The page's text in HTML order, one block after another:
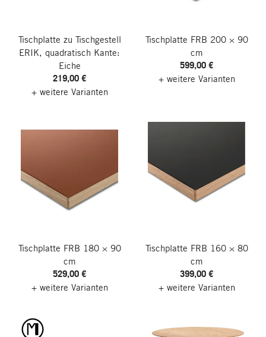
Tischplatte zu Tischgestell
ERIK, quadratisch Kante:
Eiche
219,00 €
+ weitere Varianten
Tischplatte FRB 200 × 90
cm
599,00 €
+ weitere Varianten
Tischplatte FRB 180 × 90
cm
529,00 €
+ weitere Varianten
Tischplatte FRB 160 × 80
cm
399,00 €
+ weitere Varianten